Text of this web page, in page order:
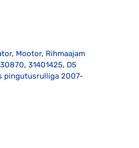
, Mootor, Rihmaajam
, 31401425, D5
pingutusrulliga 2007-